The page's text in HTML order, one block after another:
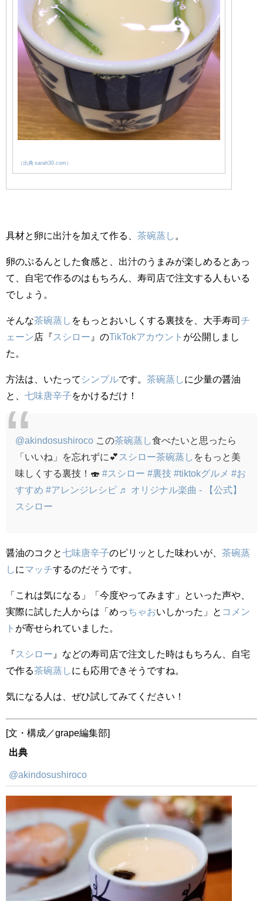
（出典 sarah30.com）
具材と卵に出汁を加えて作る、 茶碗蒸し
卵のぷるんとした食感と、出汁のうまみが楽しめるとあっ
て、自宅で作るのはもちろん、寿司店で注文する人もいる
でしょう。
そんな茶碗蒸し をもっとおいしくする裏技を、大手寿司 チ
ェーン店『スシロー 』のTikTokアカウント が公開しまし
た。
方法は、いたって シンプルです。 茶碗蒸し に少量の醤油
と、 七味唐辛子をかけるだけ！
@akindosushiroco この茶碗蒸し 食べたいと思ったら
「いいね」を忘れずに💕 スシロー茶碗蒸し
をもっと美
味しくする裏技！🍣 #スシロー #裏技 #tiktokグルメ #お
すすめ #アレンジレシピ ♬ オリジナル楽曲 - 【公式】
スシロー
醤油のコクと七味唐辛子のピリッとした味わいが、 茶碗蒸
し にマッチするのだそうです。
「これは気になる」「今度やってみます」といった声や、
実際に試した人からは「めっちゃおいしかった」と コメン
ト が寄せられていました。
『スシロー 』などの寿司店で注文した時はもちろん、自宅
で作る茶碗蒸し にも応用できそうですね。
気になる人は、ぜひ試してみてください！
[文・構成／grape編集部]
出典
@akindosushiroco